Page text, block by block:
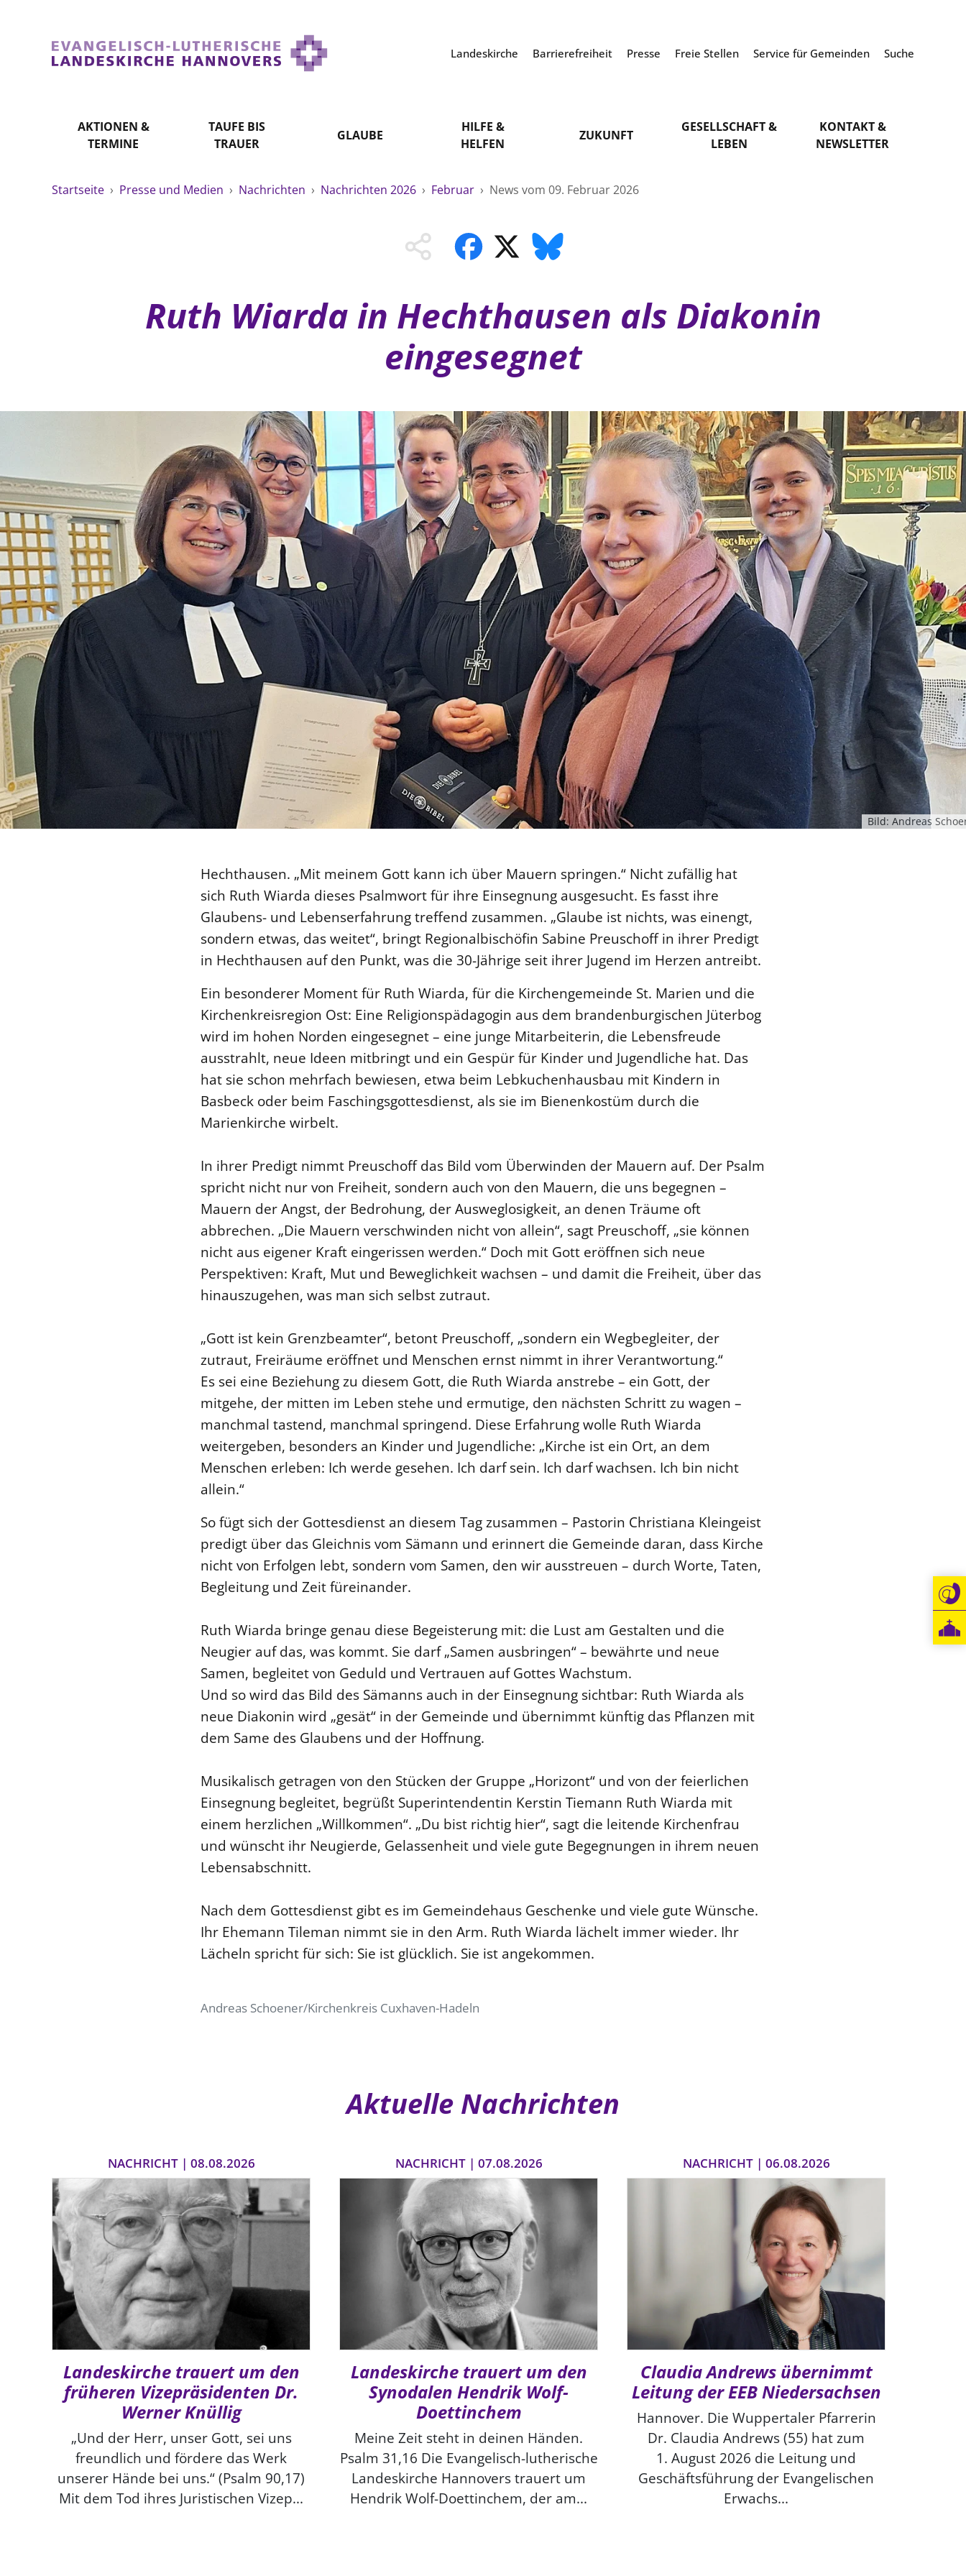
Landeskirche Barrierefreiheit Presse Freie Stellen Service für Gemeinden Suche
AKTIONEN &
TERMINE
TAUFE BIS
TRAUER
GLAUBE
HILFE &
HELFEN
ZUKUNFT
GESELLSCHAFT &
LEBEN
KONTAKT &
NEWSLETTER
Startseite › Presse und Medien › Nachrichten › Nachrichten 2026 › Februar › News vom 09. Februar 2026
Ruth Wiarda in Hechthausen als Diakonin
eingesegnet
Bild: Andreas
Hechthausen. „Mit meinem Gott kann ich über Mauern springen.“ Nicht zufällig hat
sich Ruth Wiarda dieses Psalmwort für ihre Einsegnung ausgesucht. Es fasst ihre
Glaubens- und Lebenserfahrung treffend zusammen. „Glaube ist nichts, was einengt,
sondern etwas, das weitet“, bringt Regionalbischöfin Sabine Preuschoff in ihrer Predigt
in Hechthausen auf den Punkt, was die 30-Jährige seit ihrer Jugend im Herzen antreibt.
Ein besonderer Moment für Ruth Wiarda, für die Kirchengemeinde St. Marien und die
Kirchenkreisregion Ost: Eine Religionspädagogin aus dem brandenburgischen Jüterbog
wird im hohen Norden eingesegnet – eine junge Mitarbeiterin, die Lebensfreude
ausstrahlt, neue Ideen mitbringt und ein Gespür für Kinder und Jugendliche hat. Das
hat sie schon mehrfach bewiesen, etwa beim Lebkuchenhausbau mit Kindern in
Basbeck oder beim Faschingsgottesdienst, als sie im Bienenkostüm durch die
Marienkirche wirbelt.
In ihrer Predigt nimmt Preuschoff das Bild vom Überwinden der Mauern auf. Der Psalm
spricht nicht nur von Freiheit, sondern auch von den Mauern, die uns begegnen –
Mauern der Angst, der Bedrohung, der Ausweglosigkeit, an denen Träume oft
abbrechen. „Die Mauern verschwinden nicht von allein“, sagt Preuschoff, „sie können
nicht aus eigener Kraft eingerissen werden.“ Doch mit Gott eröffnen sich neue
Perspektiven: Kraft, Mut und Beweglichkeit wachsen – und damit die Freiheit, über das
hinauszugehen, was man sich selbst zutraut.
„Gott ist kein Grenzbeamter“, betont Preuschoff, „sondern ein Wegbegleiter, der
zutraut, Freiräume eröffnet und Menschen ernst nimmt in ihrer Verantwortung.“
Es sei eine Beziehung zu diesem Gott, die Ruth Wiarda anstrebe – ein Gott, der
mitgehe, der mitten im Leben stehe und ermutige, den nächsten Schritt zu wagen –
manchmal tastend, manchmal springend. Diese Erfahrung wolle Ruth Wiarda
weitergeben, besonders an Kinder und Jugendliche: „Kirche ist ein Ort, an dem
Menschen erleben: Ich werde gesehen. Ich darf sein. Ich darf wachsen. Ich bin nicht
allein.“
So fügt sich der Gottesdienst an diesem Tag zusammen – Pastorin Christiana Kleingeist
predigt über das Gleichnis vom Sämann und erinnert die Gemeinde daran, dass Kirche
nicht von Erfolgen lebt, sondern vom Samen, den wir ausstreuen – durch Worte, Taten,
Begleitung und Zeit füreinander.
Ruth Wiarda bringe genau diese Begeisterung mit: die Lust am Gestalten und die
Neugier auf das, was kommt. Sie darf „Samen ausbringen“ – bewährte und neue
Samen, begleitet von Geduld und Vertrauen auf Gottes Wachstum.
Und so wird das Bild des Sämanns auch in der Einsegnung sichtbar: Ruth Wiarda als
neue Diakonin wird „gesät“ in der Gemeinde und übernimmt künftig das Pflanzen mit
dem Same des Glaubens und der Hoffnung.
Musikalisch getragen von den Stücken der Gruppe „Horizont“ und von der feierlichen
Einsegnung begleitet, begrüßt Superintendentin Kerstin Tiemann Ruth Wiarda mit
einem herzlichen „Willkommen“. „Du bist richtig hier“, sagt die leitende Kirchenfrau
und wünscht ihr Neugierde, Gelassenheit und viele gute Begegnungen in ihrem neuen
Lebensabschnitt.
Nach dem Gottesdienst gibt es im Gemeindehaus Geschenke und viele gute Wünsche.
Ihr Ehemann Tileman nimmt sie in den Arm. Ruth Wiarda lächelt immer wieder. Ihr
Lächeln spricht für sich: Sie ist glücklich. Sie ist angekommen.
Andreas Schoener/Kirchenkreis Cuxhaven-Hadeln
Aktuelle Nachrichten
NACHRICHT | 08.08.2026
Landeskirche trauert um den
früheren Vizepräsidenten Dr.
Werner Knüllig
„Und der Herr, unser Gott, sei uns
freundlich und fördere das Werk
unserer Hände bei uns.“ (Psalm 90,17)
Mit dem Tod ihres Juristischen Vizep...
NACHRICHT | 07.08.2026
Landeskirche trauert um den
Synodalen Hendrik Wolf-
Doettinchem
Meine Zeit steht in deinen Händen.
Psalm 31,16 Die Evangelisch-lutherische
Landeskirche Hannovers trauert um
Hendrik Wolf-Doettinchem, der am...
NACHRICHT | 06.08.2026
Claudia Andrews übernimmt
Leitung der EEB Niedersachsen
Hannover. Die Wuppertaler Pfarrerin
Dr. Claudia Andrews (55) hat zum
1. August 2026 die Leitung und
Geschäftsführung der Evangelischen
Erwachs...